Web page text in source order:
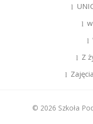
Z
© 2026 Szkoła